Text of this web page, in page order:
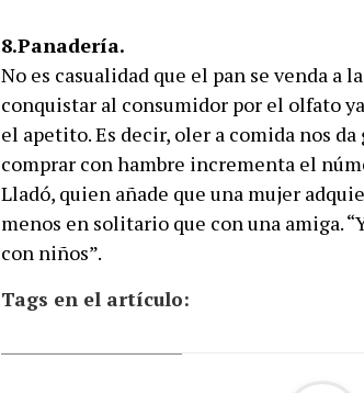
8.Panadería.
No es casualidad que el pan se venda a
conquistar al consumidor por el olfato
el apetito. Es decir, oler a comida nos da
comprar con hambre incrementa el
Lladó, quien añade que una mujer
menos en solitario que con una amiga.
con niños”.
Tags en el artículo: